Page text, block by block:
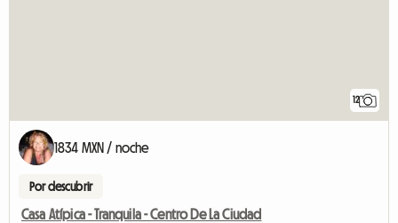
12
1834 MXN / noche
Por descubrir
Casa Atípica - Tranquila - Centro De La Ciudad